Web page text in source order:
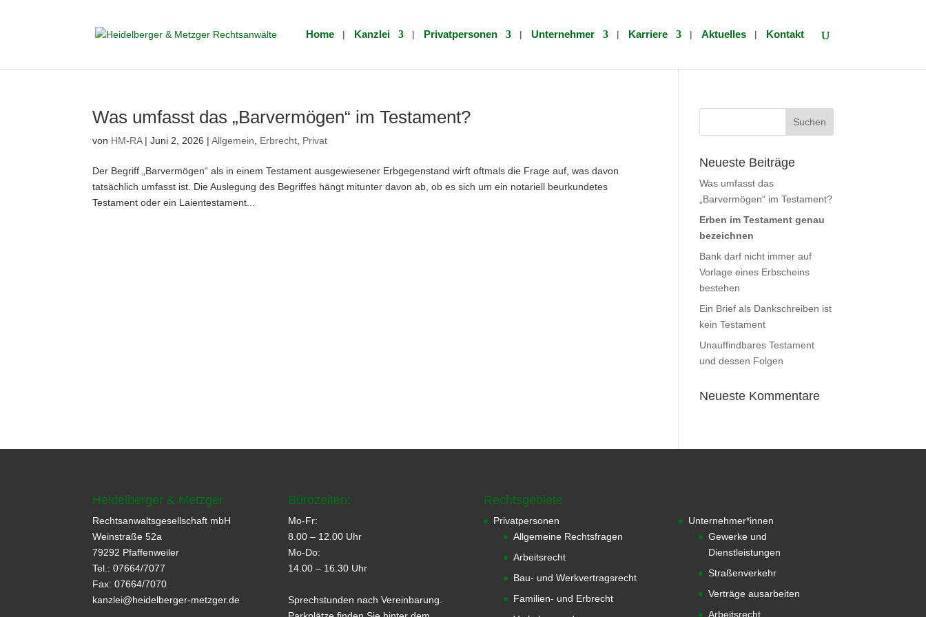
Home Kanzlei Privatpersonen Unternehmer Karriere Aktuelles Kontakt
Was umfasst das „Barvermögen“ im Testament?
von HM-RA|Juni 2, 2026 |Allgemein Erbrecht Privat
Der Begriff „Barvermögen“ als in einem Testament ausgewiesener Erbgegenstand wirft oftmals die Frage auf, was davon
tatsächlich umfasst ist. Die Auslegung des Begriffes hängt mitunter davon ab, ob es sich um ein notariell beurkundetes
Testament oder ein Laientestament...
Suchen
Neueste Beiträge
Was umfasst das
„Barvermögen“ im Testament?
Erben im Testament genau
bezeichnen
Bank darf nicht immer auf
Vorlage eines Erbscheins
bestehen
Ein Brief als Dankschreiben ist
kein Testament
Unauffindbares Testament
und dessen Folgen
Neueste Kommentare
Heidelberger & Metzger
Rechtsanwaltsgesellschaft mbH
Weinstraße 52a
79292 Pfaffenweiler
Tel.: 07664/7077
Fax: 07664/7070
kanzlei@heidelberger-metzger.de
Bürozeiten:
Mo-Fr:
8.00 – 12.00 Uhr
Mo-Do:
14.00 – 16.30 Uhr
Sprechstunden nach Vereinbarung.
Rechtsgebiete
Privatpersonen
Allgemeine Rechtsfragen
Arbeitsrecht
Bau- und Werkvertragsrecht
Familien- und Erbrecht
Unternehmer*innen
Gewerke und
Dienstleistungen
Straßenverkehr
Verträge ausarbeiten
Arbeitsrecht